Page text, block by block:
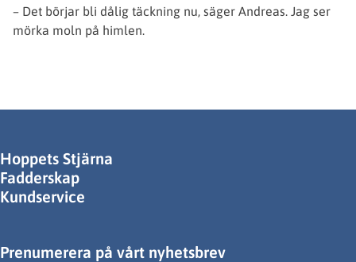
– Det börjar bli dålig täckning nu, säger Andreas. Jag ser
mörka moln på himlen.
Hoppets Stjärna
Fadderskap
Kundservice
Prenumerera på vårt nyhetsbrev